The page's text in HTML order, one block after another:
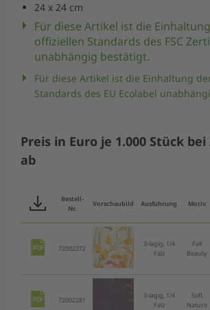
24 x 24 cm
Für diese Artikel ist die
offiziellen Standards des FSC
unabhängig bestätigt.
Für diese Artikel ist die Einhaltung
Standards des EU Ecolabel
Preis in Euro je 1.000 Stück
ab
Bestell-
Nr.
Vorschaubild Ausführung Motiv
72002272
3-lagig, 1/4
Falz
Fall
Beauty
72002281
3-lagig, 1/4
Falz
Soft
Nature